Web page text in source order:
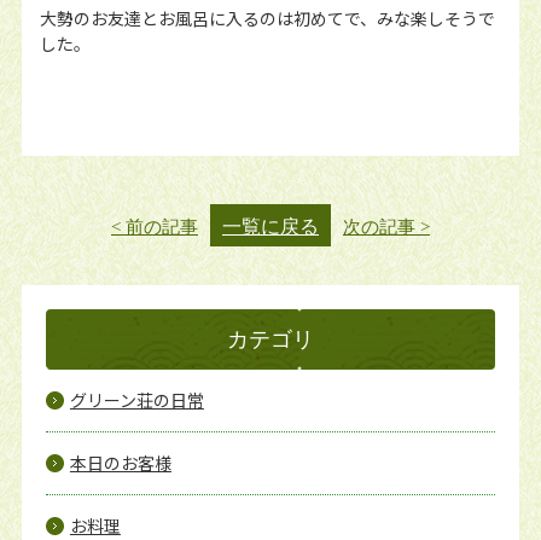
大勢のお友達とお風呂に入るのは初めてで、みな楽しそうで
した。
< 前の記事 一覧に戻る 次の記事 >
カテゴリ
グリーン荘の日常
本日のお客様
お料理